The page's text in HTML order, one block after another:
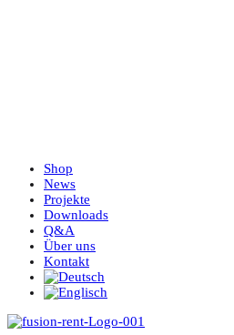
Shop
News
Projekte
Downloads
Q&A
Über uns
Kontakt